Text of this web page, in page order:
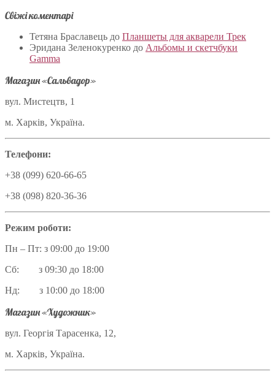
Свіжі коментарі
Тетяна Браславець до Планшеты для акварели Трек
Эридана Зеленокуренко до Альбомы и скетчбуки
Gamma
Магазин «Сальвадор»
вул. Мистецтв, 1
м. Харків, Україна.
Телефони:
+38 (099) 620-66-65
+38 (098) 820-36-36
Режим роботи:
Пн – Пт: з 09:00 до 19:00
Сб: з 09:30 до 18:00
Нд: з 10:00 до 18:00
Магазин «Художник»
вул. Георгія Тарасенка, 12,
м. Харків, Україна.